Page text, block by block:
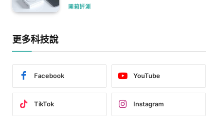
開箱評測
更多科技說
Facebook YouTube
TikTok Instagram